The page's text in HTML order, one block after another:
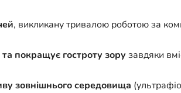
, викликану тривалою роботою за
покращує гостроту зору завдяки
зовнішнього середовища